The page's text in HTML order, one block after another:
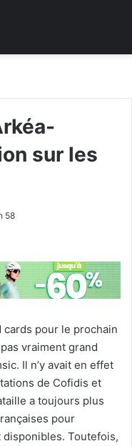
sur les
58
cards pour le prochain
vraiment grand
Il n’y avait en effet
de Cofidis et
a toujours plus
pour
Toutefois,